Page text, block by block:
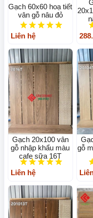
Gạch giả gỗ giá rẻcó sự đa
hơn với nhiều sự lựa chọn
trong ngôi nhà. Bạn có thể
15x80, 15x75, 15x90,
Gạch 60x60 hoạ tiết
vân gỗ nâu đỏ
Liên hệ
Gạch 20x100 vân
gỗ nhập khẩu màu
cafe sữa 16T
Liên hệ
gỗ